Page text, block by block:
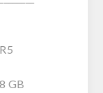
GB